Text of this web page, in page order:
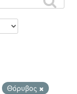
Θόρυβος